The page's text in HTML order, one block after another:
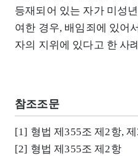
등재되어 있는 자가 미성
여한 경우, 배임죄에 있어
자의 지위에 있다고 한 사
참조조문
[1] 형법 제355조 제2항,
[2] 형법 제355조 제2항